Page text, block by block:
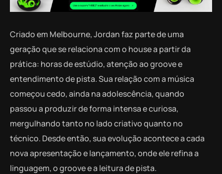
Criado em Melbourne, Jordan faz parte de uma
geração que se relaciona com o house a partir da
prática: horas de estúdio, atenção ao groove e
entendimento de pista. Sua relação com a música
começou cedo, ainda na adolescência, quando
passou a produzir de forma intensa e curiosa,
mergulhando tanto no lado criativo quanto no
técnico. Desde então, sua evolução acontece a cada
nova apresentação e lançamento, onde ele refina a
linguagem, o groove e a leitura de pista.